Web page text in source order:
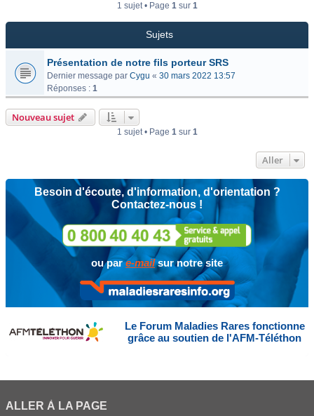
1 sujet • Page 1sur 1
Sujets
Présentation de notre fils porteur SRS
Dernier message par Cygu « 30 mars 2022 13:57
Réponses : 1
Nouveau sujet
1 sujet • Page 1sur 1
Aller
Besoin d'écoute, d'information, d'orientation ?
Contactez-nous !
ou pare-mailsur notre site
Le Forum Maladies Rares fonctionne
grâce au soutien de l'AFM-Téléthon
ALLER À LA PAGE